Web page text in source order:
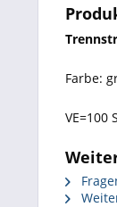
Farbe:
VE=100